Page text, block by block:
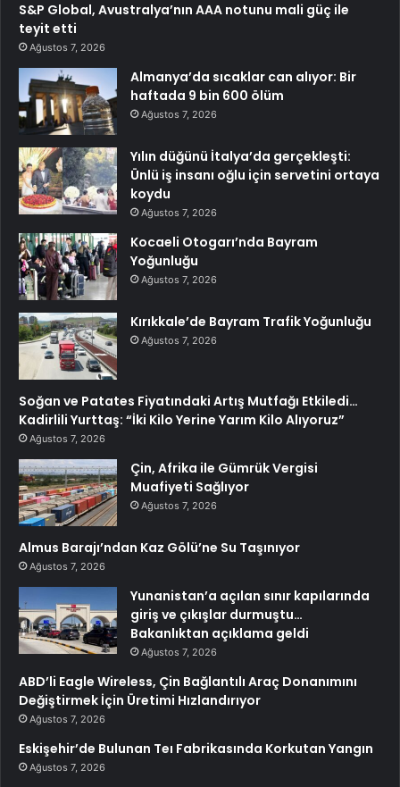
S&P Global, Avustralya’nın AAA notunu mali güç ile
teyit etti
Ağustos 7, 2026
Almanya’da sıcaklar can alıyor: Bir
haftada 9 bin 600 ölüm
Ağustos 7, 2026
Yılın düğünü İtalya’da gerçekleşti:
Ünlü iş insanı oğlu için servetini ortaya
koydu
Ağustos 7, 2026
Kocaeli Otogarı’nda Bayram
Yoğunluğu
Ağustos 7, 2026
Kırıkkale’de Bayram Trafik Yoğunluğu
Ağustos 7, 2026
Soğan ve Patates Fiyatındaki Artış Mutfağı Etkiledi…
Kadirlili Yurttaş: “İki Kilo Yerine Yarım Kilo Alıyoruz”
Ağustos 7, 2026
Çin, Afrika ile Gümrük Vergisi
Muafiyeti Sağlıyor
Ağustos 7, 2026
Almus Barajı’ndan Kaz Gölü’ne Su Taşınıyor
Ağustos 7, 2026
Yunanistan’a açılan sınır kapılarında
giriş ve çıkışlar durmuştu…
Bakanlıktan açıklama geldi
Ağustos 7, 2026
ABD’li Eagle Wireless, Çin Bağlantılı Araç Donanımını
Değiştirmek İçin Üretimi Hızlandırıyor
Ağustos 7, 2026
Eskişehir’de Bulunan Teı Fabrikasında Korkutan Yangın
Ağustos 7, 2026